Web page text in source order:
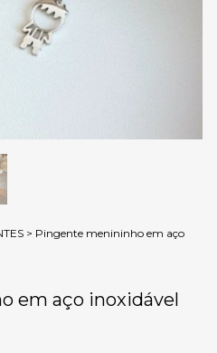
> Pingente menininho em aço
em aço inoxidável